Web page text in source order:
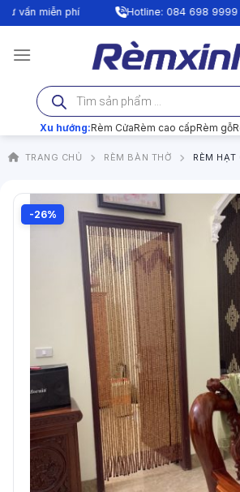
Bỏ
qua
nội
miễn phí Hotline: 084 698 9999
Tìm
kiếm
sản
phẩm
Xu hướng:Rèm CửaRèm cao cấpRèm gỗ
TRANG CHỦ RÈM BÀN THỜ RÈM
-26%